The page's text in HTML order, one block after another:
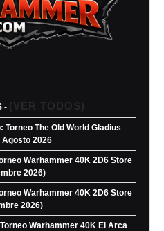
- (VER TODOS)
Torneo The Old World Gladius
Agosto 2026
Warhammer 40K 2D6 Store
2026)
Warhammer 40K 2D6 Store
2026)
Warhammer 40K El Arca